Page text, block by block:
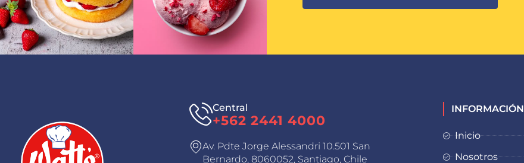
Central
+562 2441 4000
Av. Pdte Jorge Alessandri 10.501 San
Bernardo, 8060052, Santiago, Chile
INFORMACIÓN
Inicio
Nosotros